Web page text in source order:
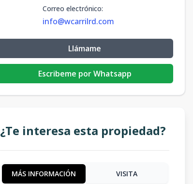
Correo electrónico:
info@wcarrilrd.com
Llámame
Escribeme por Whatsapp
¿Te interesa esta propiedad?
MÁS INFORMACIÓN VISITA